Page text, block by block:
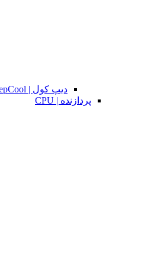
دیپ کول | DeepCool
پردازنده | CPU